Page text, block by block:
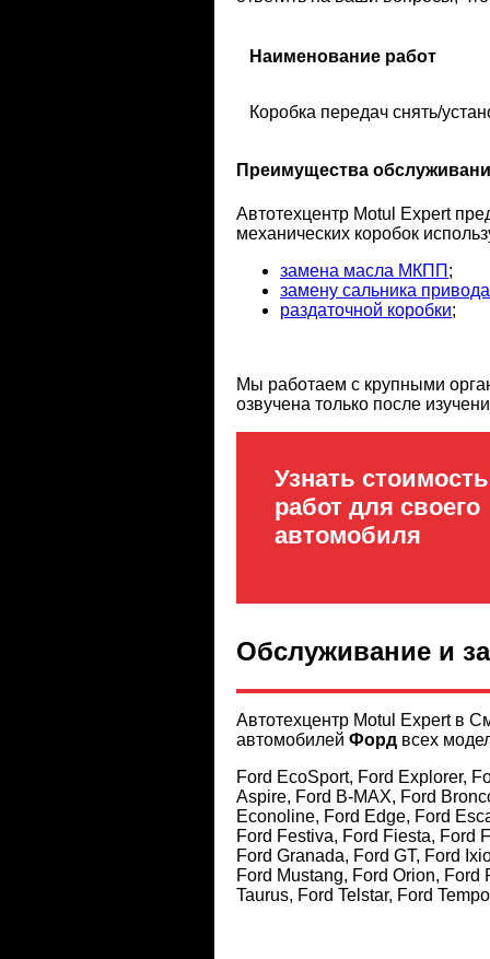
Наименование работ
Коробка передач снять/
Преимущества
Автотехцентр Motul Expert
механических коробок
замена масла МКПП ;
замену сальника привода
раздаточной коробки;
Мы работаем с крупными
озвучена только после
Узнать стоимость
работ для своего
автомобиля
Обслуживание и
Автотехцентр Motul Expert в
автомобилей Форд всех
Ford EcoSport, Ford Explorer,
Aspire, Ford B-MAX, Ford
Econoline, Ford Edge, Ford
Ford Festiva, Ford Fiesta, Ford
Ford Granada, Ford GT, Ford
Ford Mustang, Ford Orion,
Taurus, Ford Telstar, Ford